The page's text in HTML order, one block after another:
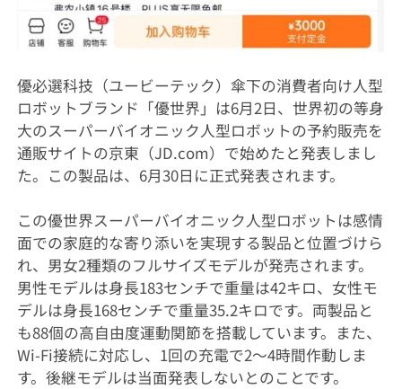
優必選科技（ユービーテック）傘下の消費者向け人型
ロボットブランド「優世界」は6月2日、世界初の等身
大のスーパーバイオニック人型ロボットの予約販売を
通販サイトの京東（JD.com）で始めたと発表しまし
た。この製品は、6月30日に正式発表されます。
この優世界スーパーバイオニック人型ロボットは感情
面での家庭的な寄り添いを実現する製品と位置づけら
れ、男女2種類のフルサイズモデルが発売されます。
男性モデルは身長183センチで重量は42キロ、女性モ
デルは身長168センチで重量35.2キロです。両製品と
も88個の高自由度運動関節を搭載しています。また、
Wi-Fi接続に対応し、1回の充電で2～4時間作動しま
す。後継モデルは当面発表しないとのことです。